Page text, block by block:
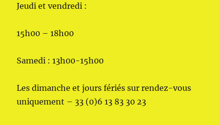
Jeudi et vendredi :
15h00 – 18h00
Samedi : 13h00-15h00
Les dimanche et jours fériés sur rendez-vous
uniquement – 33 (0)6 13 83 30 23